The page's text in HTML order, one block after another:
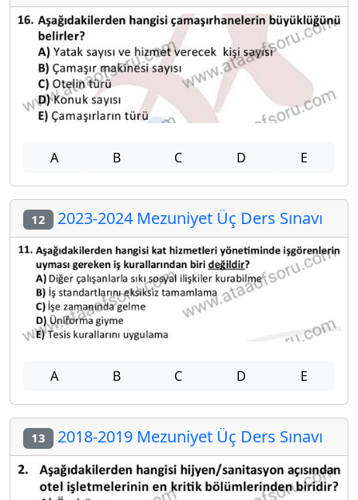
A B C D E
12 2023-2024 Mezuniyet Üç Ders Sınavı
A B C D E
13 2018-2019 Mezuniyet Üç Ders Sınavı